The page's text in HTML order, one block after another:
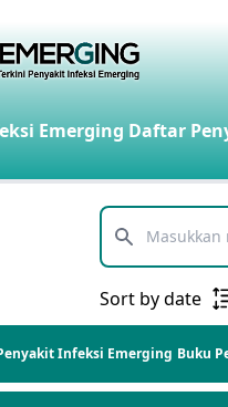
Emerging Daftar
Telusuri
Sort by date
Infeksi Emerging Buku